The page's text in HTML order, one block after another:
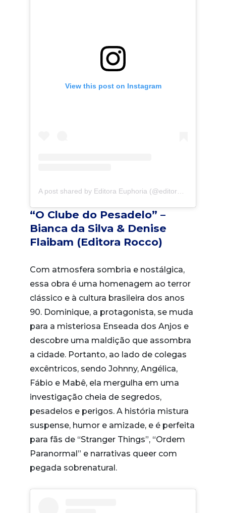
View this post on Instagram
A post shared by Editora Euphoria (@editoraeuphoria)
“O Clube do Pesadelo” –
Bianca da Silva & Denise
Flaibam (Editora Rocco)
Com atmosfera sombria e nostálgica,
essa obra é uma homenagem ao terror
clássico e à cultura brasileira dos anos
90. Dominique, a protagonista, se muda
para a misteriosa Enseada dos Anjos e
descobre uma maldição que assombra
a cidade. Portanto, ao lado de colegas
excêntricos, sendo Johnny, Angélica,
Fábio e Mabê, ela mergulha em uma
investigação cheia de segredos,
pesadelos e perigos. A história mistura
suspense, humor e amizade, e é perfeita
para fãs de “Stranger Things”, “Ordem
Paranormal” e narrativas queer com
pegada sobrenatural.